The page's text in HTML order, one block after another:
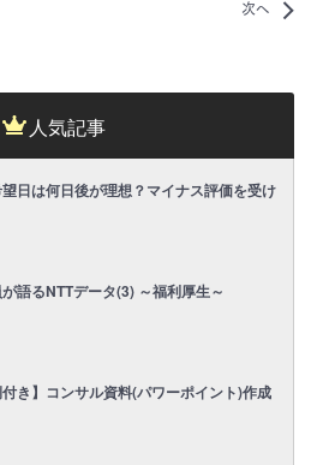
次へ
人気記事
日は何日後が理想？マイナス評価を受け
語るNTTデータ(3) ～福利厚生～
付き】コンサル資料(パワーポイント)作成